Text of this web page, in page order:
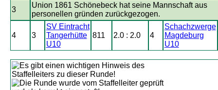
3
Union 1861 Schönebeck hat seine Mannschaft aus
personellen gründen zurückgezogen.
4 3
SV Eintracht
Tangerhütte
U10
811 2.0 : 2.0 4
Schachzwerge
Magdeburg
U10